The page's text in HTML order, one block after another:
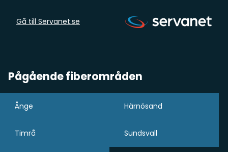
Gå till Servanet.se
Pågående fiberområden
Ånge Härnösand
Timrå Sundsvall